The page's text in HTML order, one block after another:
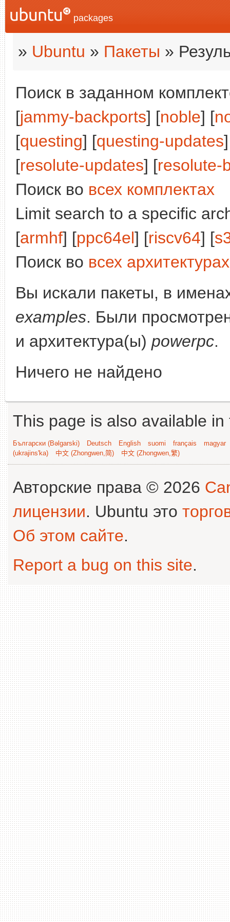
packages
» Ubuntu » Пакеты »
Поиск в заданном
[jammy-backports] [noble] [
[questing] [questing-updates
[resolute-updates] [resolute-
Поиск во всех комплектах
Limit search to a specific
[armhf] [ppc64el] [riscv64] [
Поиск во всех архитектурах
Вы искали пакеты, в
examples. Были
и архитектура(ы) powerpc.
Ничего не найдено
This page is also available
Български (Bəlgarski) Deutsch English suomi français
magyar
(ukrajins'ka)
中文 (Zhongwen,简) 中文 (Zhongwen,繁)
Авторские права © 2026
лицензии. Ubuntu это
Об этом сайте.
Report a bug on this site.